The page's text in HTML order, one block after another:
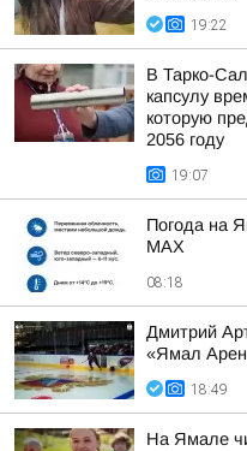
19:22
В Тарко-
капсулу
которую
2056 году
19:07
Погода на
MAX
08:18
Дмитрий
«Ямал
18:49
На Ямале